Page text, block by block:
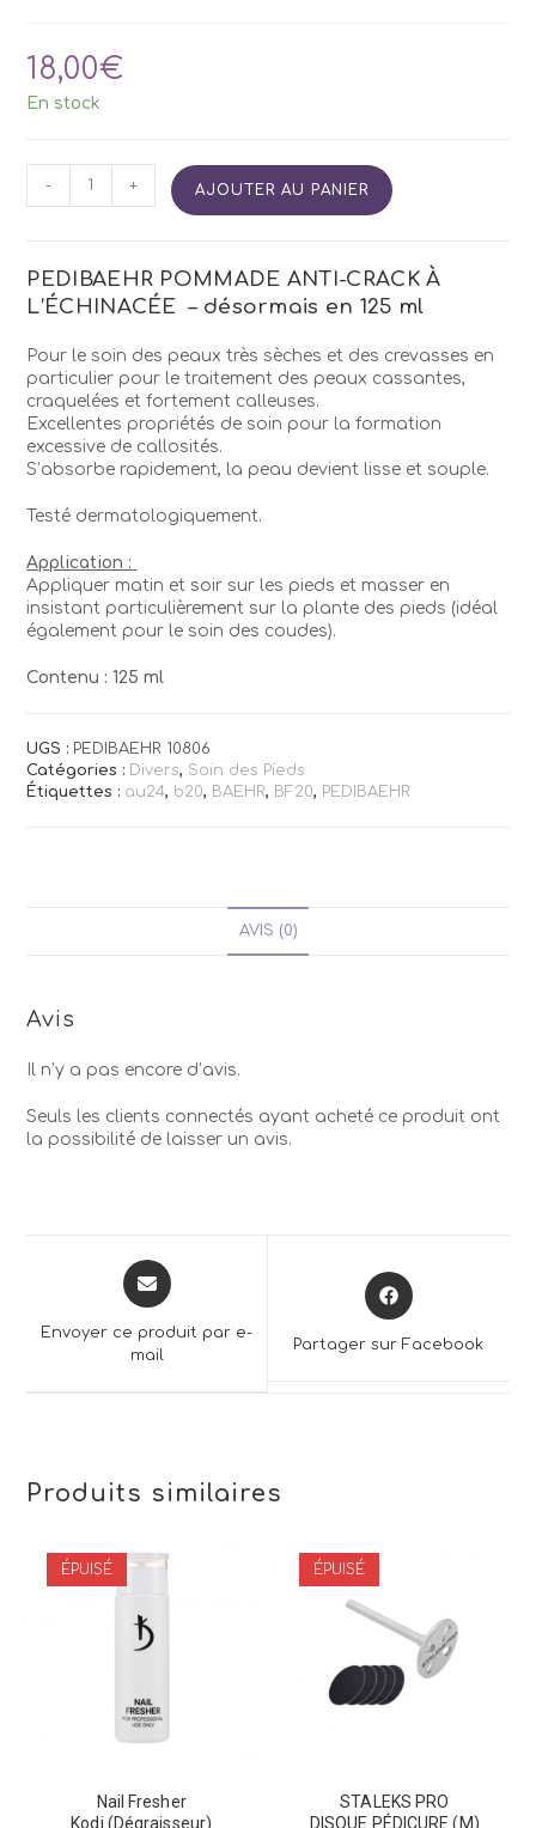
18,00€
En stock
quantité
Crack
- + AJOUTER AU PANIER
PEDIBAEHR POMMADE ANTI-CRACK À
L’ÉCHINACÉE – désormais en 125 ml
Pour le soin des peaux très sèches et des crevasses en
particulier pour le traitement des peaux cassantes,
craquelées et fortement calleuses.
Excellentes propriétés de soin pour la formation
excessive de callosités.
S’absorbe rapidement, la peau devient lisse et souple.
Testé dermatologiquement.
Application :
Appliquer matin et soir sur les pieds et masser en
insistant particulièrement sur la plante des pieds (idéal
également pour le soin des coudes).
Contenu : 125 ml
UGS : PEDIBAEHR 10806
Catégories : Divers, Soin des Pieds
Étiquettes : au24, b20, BAEHR, BF20, PEDIBAEHR
AVIS (0)
Avis
Il n’y a pas encore d’avis.
Seuls les clients connectés ayant acheté ce produit ont
la possibilité de laisser un avis.
Opens
in
new
Envoyer ce produit par e-
mail
Opens
in
Partager sur Facebook
Produits similaires
ÉPUISÉ
Nail Fresher
Kodi (Dégraisseur)
ÉPUISÉ
STALEKS PRO
DISQUE PÉDICURE (M)